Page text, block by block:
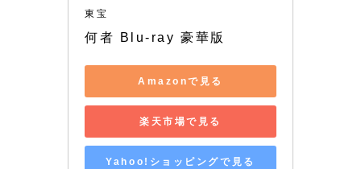
東宝
何者 Blu-ray 豪華版
Amazonで見る
楽天市場で見る
Yahoo!ショッピングで見る